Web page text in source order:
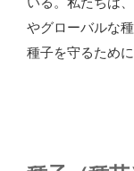
やグローバルな
種子を守るため